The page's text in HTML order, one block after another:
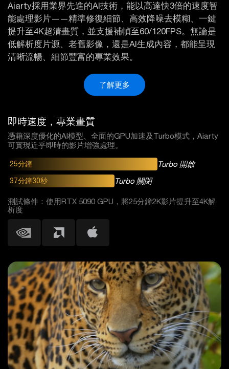
Aiarty採用業界先進的AI技術，能以高達快3倍的速度智
能處理影片——精準修復細節、高效降噪去模糊、一鍵
提升至4K超清畫質，並支援補幀至60/120FPS。無論是
低解析度片源、老舊影像，還是AI生成內容，都能呈現
清晰流暢、細節豐富的專業效果。
了解更多
即時速度，專業畫質
憑藉深度優化的AI模型、全面的GPU加速及Turbo模式，Aiarty
可實現近乎即時的影片增強處理。
25分鐘 Turbo 開啟
37分鐘30秒 Turbo 關閉
測試條件：使用RTX 5090 GPU，將25分鐘2K影片提升至4K解
析度